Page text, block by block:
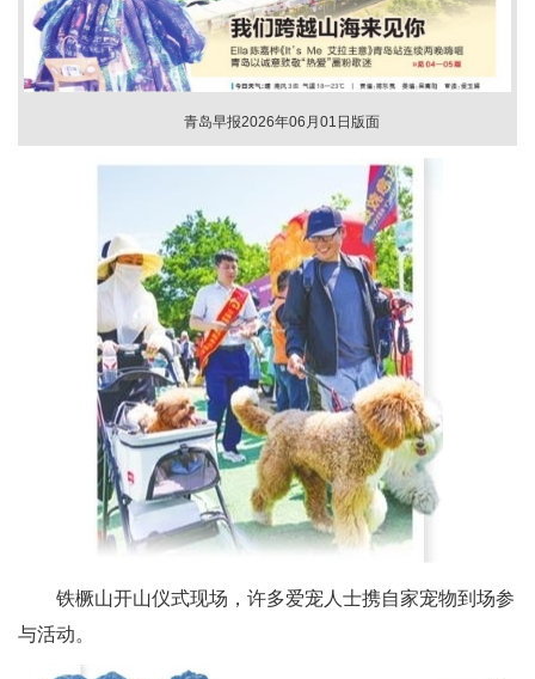
青岛早报2026年06月01日版面
铁橛山开山仪式现场，许多爱宠人士携自家宠物到场参
与活动。